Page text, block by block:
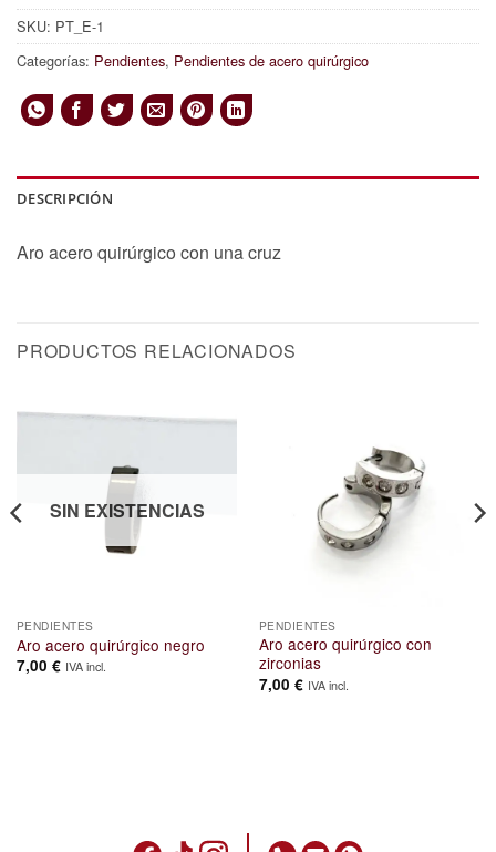
SKU: PT_E-1
Categorías: Pendientes, Pendientes de acero quirúrgico
DESCRIPCIÓN
Aro acero quirúrgico con una cruz
PRODUCTOS RELACIONADOS
SIN EXISTENCIAS
PENDIENTES
Aro acero quirúrgico negro
7,00 € IVA incl.
PENDIENTES
Aro acero quirúrgico con
zirconias
7,00 € IVA incl.